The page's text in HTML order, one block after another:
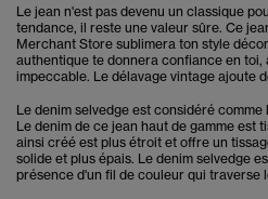
Le jean n'est pas devenu un classique
tendance, il reste une valeur sûre. Ce
Merchant Store sublimera ton style
authentique te donnera confiance en toi,
impeccable. Le délavage vintage ajoute
Le denim selvedge est considéré
Le denim de ce jean haut de gamme est
ainsi créé est plus étroit et offre un
solide et plus épais. Le denim selvedge
présence d'un fil de couleur qui traverse